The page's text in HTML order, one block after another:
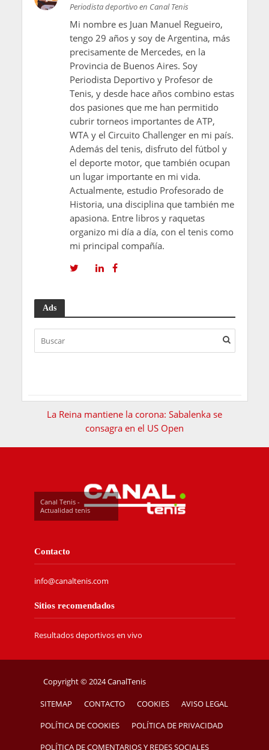
Periodista deportivo en Canal Tenis
Mi nombre es Juan Manuel Regueiro,
tengo 29 años y soy de Argentina, más
precisamente de Mercedes, en la
Provincia de Buenos Aires. Soy
Periodista Deportivo y Profesor de
Tenis, y desde hace años combino estas
dos pasiones que me han permitido
cubrir torneos importantes de ATP,
WTA y el Circuito Challenger en mi país.
Además del tenis, disfruto del fútbol y
el deporte motor, que también ocupan
un lugar importante en mi vida.
Actualmente, estudio Profesorado de
Historia, una disciplina que también me
apasiona. Entre libros y raquetas
organizo mi día a día, con el tenis como
mi principal compañía.
Ads
La Reina mantiene la corona: Sabalenka se
consagra en el US Open
Canal Tenis -
Actualidad tenis
Contacto
info@canaltenis.com
Sitios recomendados
Resultados deportivos en vivo
Copyright © 2024 CanalTenis
SITEMAP CONTACTO COOKIES AVISO LEGAL
POLÍTICA DE COOKIES POLÍTICA DE PRIVACIDAD
POLÍTICA DE COMENTARIOS Y REDES SOCIALES